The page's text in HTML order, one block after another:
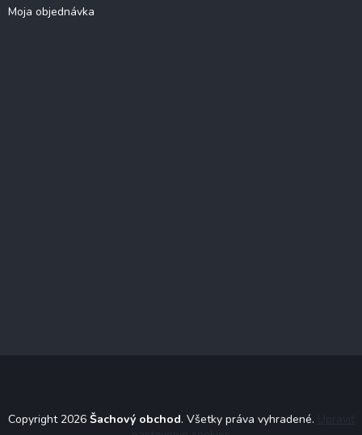
Moja objednávka
Copyright 2026 Šachový obchod. Všetky práva vyhradené.